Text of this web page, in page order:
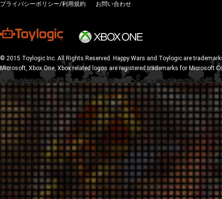
プライバシーポリシー/利用規約 お問い合わせ
© 2015 Toylogic Inc. All Rights Reserved. Happy Wars and Toylogic are
Microsoft, Xbox One, Xbox related logos are registered trademarks for Microsoft